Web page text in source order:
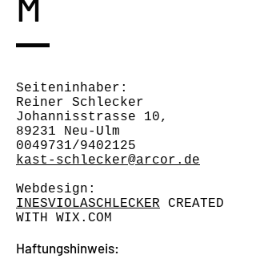
Seiteninhaber:
Reiner Schlecker
Johannisstrasse 10,
89231 Neu-Ulm
0049731/9402125
kast-schlecker@arcor.de
Webdesign:
INESVIOLASCHLECKER CREATED
WITH WIX.COM
Haftungshinweis: